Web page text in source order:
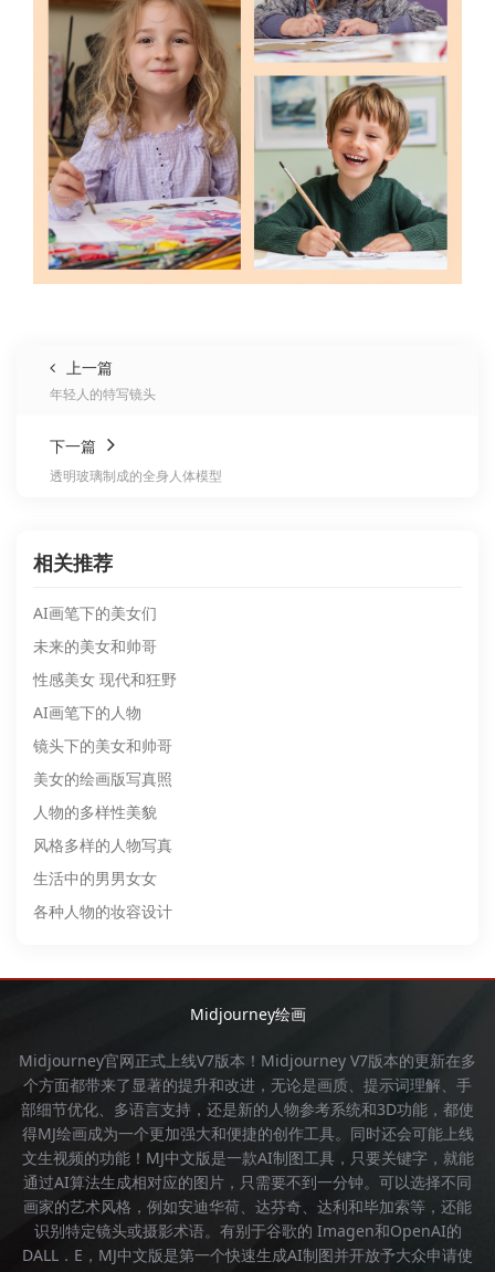
上一篇
年轻人的特写镜头
下一篇
透明玻璃制成的全身人体模型
相关推荐
AI画笔下的美女们
未来的美女和帅哥
性感美女 现代和狂野
AI画笔下的人物
镜头下的美女和帅哥
美女的绘画版写真照
人物的多样性美貌
风格多样的人物写真
生活中的男男女女
各种人物的妆容设计
Midjourney绘画
Midjourney官网正式上线V7版本！ Midjourney V7版本的更新在多
个方面都带来了显著的提升和改进，无论是画质、提示词理解、手
部细节优化、多语言支持，还是新的人物参考系统和3D功能，都使
得MJ绘画成为一个更加强大和便捷的创作工具。同时还会可能上线
文生视频的功能！ MJ中文版是一款AI制图工具，只要关键字，就能
通过AI算法生成相对应的图片，只需要不到一分钟。可以选择不同
画家的艺术风格，例如安迪华荷、达芬奇、达利和毕加索等，还能
识别特定镜头或摄影术语。有别于谷歌的 Imagen和OpenAI的
DALL．E， MJ中文版是第一个快速生成AI制图并开放予大众申请使